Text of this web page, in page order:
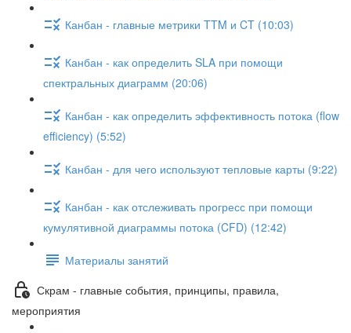
Канбан - главные метрики TTM и CT (10:03)
Канбан - как определить SLA при помощи
спектральных диаграмм (20:06)
Канбан - как определить эффективность потока (flow
efficiency) (5:52)
Канбан - для чего используют тепловые карты (9:22)
Канбан - как отслеживать прогресс при помощи
кумулятивной диаграммы потока (CFD) (12:42)
Материалы занятий
Скрам - главные события, принципы, правила,
мероприятия